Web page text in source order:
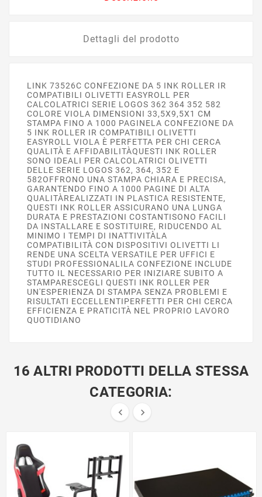
Dettagli del prodotto
LINK 73526C CONFEZIONE DA 5 INK ROLLER IR
COMPATIBILI OLIVETTI EASYROLL PER
CALCOLATRICI SERIE LOGOS 362 364 352 582
COLORE VIOLA DIMENSIONI 33,5X9,5X1 CM
STAMPA FINO A 1000 PAGINELA CONFEZIONE DA
5 INK ROLLER IR COMPATIBILI OLIVETTI
EASYROLL VIOLA È PERFETTA PER CHI CERCA
QUALITÀ E AFFIDABILITÀQUESTI INK ROLLER
SONO IDEALI PER CALCOLATRICI OLIVETTI
DELLE SERIE LOGOS 362, 364, 352 E
582OFFRONO UNA STAMPA CHIARA E PRECISA,
GARANTENDO FINO A 1000 PAGINE DI ALTA
QUALITÀREALIZZATI IN PLASTICA RESISTENTE,
QUESTI INK ROLLER ASSICURANO UNA LUNGA
DURATA E PRESTAZIONI COSTANTISONO FACILI
DA INSTALLARE E SOSTITUIRE, RIDUCENDO AL
MINIMO I TEMPI DI INATTIVITÀLA
COMPATIBILITÀ CON DISPOSITIVI OLIVETTI LI
RENDE UNA SCELTA VERSATILE PER UFFICI E
STUDI PROFESSIONALILA CONFEZIONE INCLUDE
TUTTO IL NECESSARIO PER INIZIARE SUBITO A
STAMPARESCEGLI QUESTI INK ROLLER PER
UN'ESPERIENZA DI STAMPA SENZA PROBLEMI E
RISULTATI ECCELLENTIPERFETTI PER CHI CERCA
EFFICIENZA E PRATICITÀ NEL PROPRIO LAVORO
QUOTIDIANO
16 ALTRI PRODOTTI DELLA STESSA
CATEGORIA:
 